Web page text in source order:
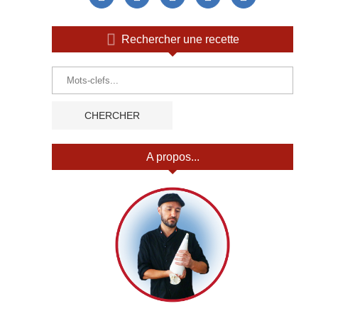
Rechercher une recette
A propos...